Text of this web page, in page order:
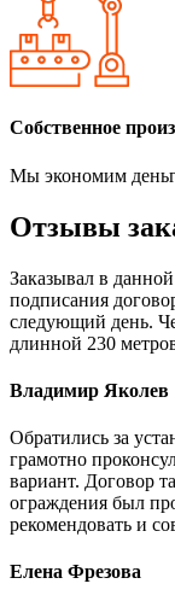
Собственное
Мы экономим
Отзывы
Заказывал в
подписания
следующий день.
длинной 230
Владимир Яколев
Обратились за
грамотно
вариант. Договор
ограждения был
рекомендовать и
Елена Фрезова